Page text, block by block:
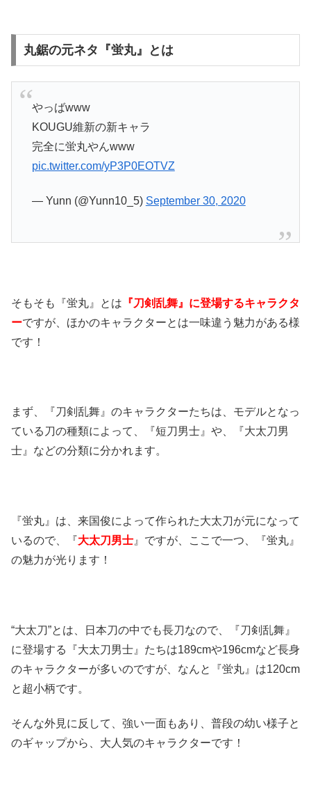
丸鋸の元ネタ『蛍丸』とは
やっばwww
KOUGU維新の新キャラ
完全に蛍丸やんwww
pic.twitter.com/yP3P0EOTVZ
— Yunn (@Yunn10_5) September 30, 2020
そもそも『蛍丸』とは 『刀剣乱舞』に登場するキャラクタ
ーですが、ほかのキャラクターとは一味違う魅力がある様
です！
まず、『刀剣乱舞』のキャラクターたちは、モデルとなっ
ている刀の種類によって、『短刀男士』や、『大太刀男
士』などの分類に分かれます。
『蛍丸』は、来国俊によって作られた大太刀が元になって
いるので、『大太刀男士 』ですが、ここで一つ、『蛍丸』
の魅力が光ります！
“大太刀”とは、日本刀の中でも長刀なので、『刀剣乱舞』
に登場する『大太刀男士』たちは189cmや196cmなど長身
のキャラクターが多いのですが、なんと『蛍丸』は120cm
と超小柄です。
そんな外見に反して、強い一面もあり、普段の幼い様子と
のギャップから、大人気のキャラクターです！